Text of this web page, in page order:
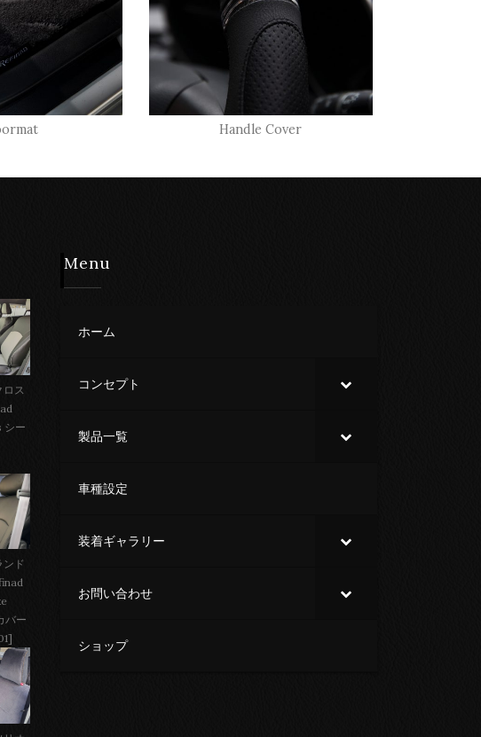
Handle Cover
ロス
シー
ンド
バー
Menu
ホーム
コンセプト
製品一覧
車種設定
装着ギャラリー
お問い合わせ
ショップ